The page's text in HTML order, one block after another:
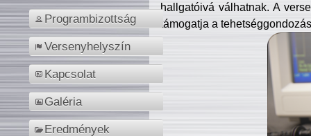
Programbizottság
Versenyhelyszín
Kapcsolat
Galéria
Eredmények
hallgatóivá válhatnak. A
támogatja a